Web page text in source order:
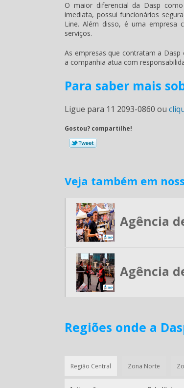
O maior diferencial da Dasp como
imediata, possui funcionários
Line. Além disso, é uma empresa
serviços.
As empresas que contratam a Dasp
a companhia atua com
Para saber mais
Ligue para 11 2093-0860 ou
Gostou? compartilhe!
Veja também em
Agência
Agência
Regiões onde a
Região Central Zona Norte